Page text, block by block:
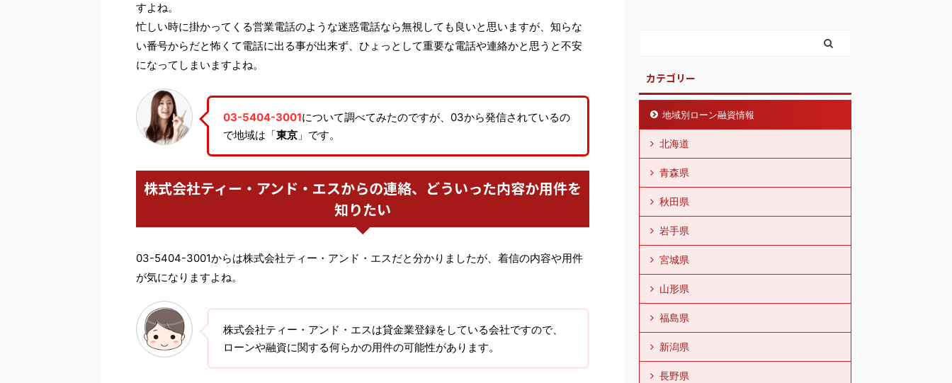
すよね。
忙しい時に掛かってくる営業電話のような迷惑電話なら無視しても良いと思いますが、知らな
い番号からだと怖くて電話に出る事が出来ず、ひょっとして重要な電話や連絡かと思うと不安
になってしまいますよね。
03-5404-3001について調べてみたのですが、03から発信されているの
で地域は「東京 」です。
株式会社ティー・アンド・エスからの連絡、どういった内容か用件を
知りたい
03-5404-3001からは株式会社ティー・アンド・エスだと分かりましたが、着信の内容や用件
が気になりますよね。
株式会社ティー・アンド・エスは貸金業登録をしている会社ですので、
ローンや融資に関する何らかの用件の可能性があります。
カテゴリー
地域別ローン融資情報
北海道
青森県
秋田県
岩手県
宮城県
山形県
福島県
新潟県
長野県